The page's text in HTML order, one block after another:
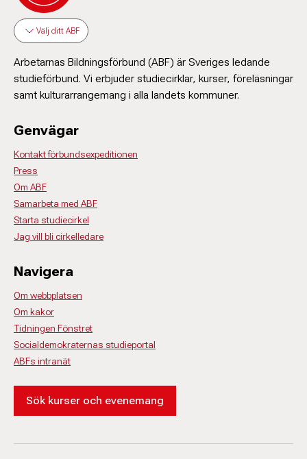
Välj ditt ABF
Arbetarnas Bildningsförbund (ABF) är Sveriges ledande
studieförbund. Vi erbjuder studiecirklar, kurser, föreläsningar
samt kulturarrangemang i alla landets kommuner.
Genvägar
Kontakt förbundsexpeditionen
Press
Om ABF
Samarbeta med ABF
Starta studiecirkel
Jag vill bli cirkelledare
Navigera
Om webbplatsen
Om kakor
Tidningen Fönstret
Socialdemokraternas studieportal
ABFs intranät
Sök kurser och evenemang